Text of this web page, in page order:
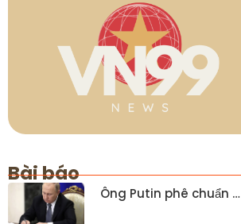
Bài báo
Ông Putin phê chuẩn …